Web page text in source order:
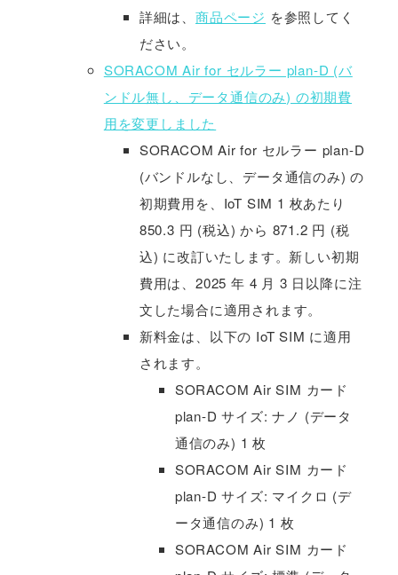
詳細は、 商品ページ を参照してく
ださい。
SORACOM Air for セルラー plan-D (バ
ンドル無し、データ通信のみ) の初期費
用を変更しました
SORACOM Air for セルラー plan-D
(バンドルなし、データ通信のみ) の
初期費用を、IoT SIM 1 枚あたり
850.3 円 (税込) から 871.2 円 (税
込) に改訂いたします。新しい初期
費用は、2025 年 4 月 3 日以降に注
文した場合に適用されます。
新料金は、以下の IoT SIM に適用
されます。
SORACOM Air SIM カード
plan-D サイズ: ナノ (データ
通信のみ) 1 枚
SORACOM Air SIM カード
plan-D サイズ: マイクロ (デ
ータ通信のみ) 1 枚
SORACOM Air SIM カード